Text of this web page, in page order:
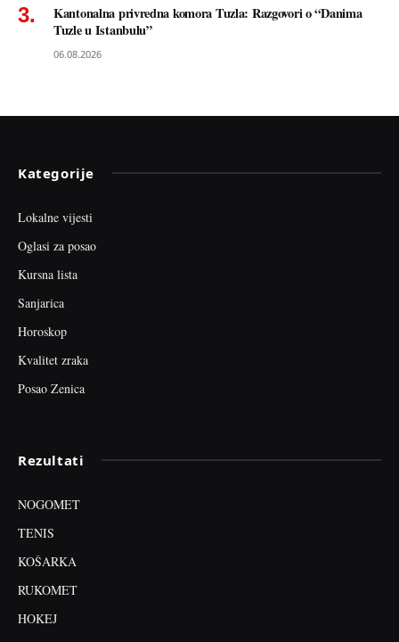
Kantonalna privredna komora Tuzla: Razgovori o “Danima
Tuzle u Istanbulu”
06.08.2026
Kategorije
Lokalne vijesti
Oglasi za posao
Kursna lista
Sanjarica
Horoskop
Kvalitet zraka
Posao Zenica
Rezultati
NOGOMET
TENIS
KOŠARKA
RUKOMET
HOKEJ